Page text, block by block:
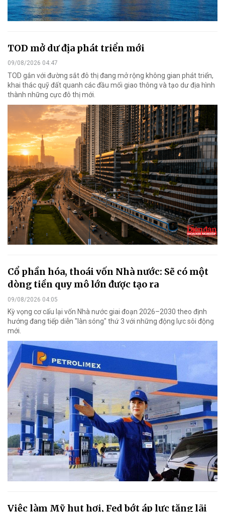
TOD mở dư địa phát triển mới
09/08/2026 04:47
TOD gắn với đường sắt đô thị đang mở rộng không gian phát triển,
khai thác quỹ đất quanh các đầu mối giao thông và tạo dư địa hình
thành những cực đô thị mới.
Cổ phần hóa, thoái vốn Nhà nước: Sẽ có một
dòng tiền quy mô lớn được tạo ra
09/08/2026 04:05
Kỳ vọng cơ cấu lại vốn Nhà nước giai đoạn 2026–2030 theo định
hướng đang tiếp diễn "làn sóng" thứ 3 với những động lực sôi động
mới.
Việc làm Mỹ hụt hơi, Fed bớt áp lực tăng lãi